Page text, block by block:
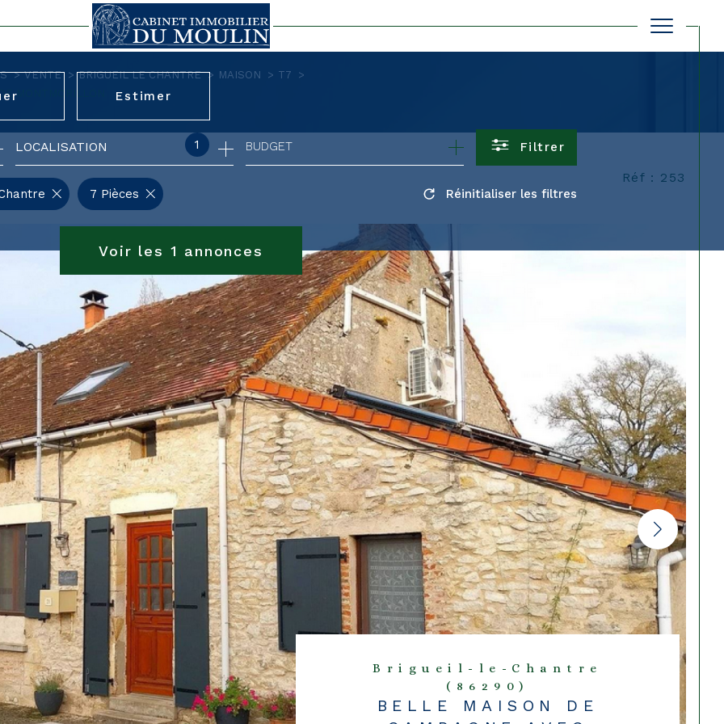
pro
Estimer
1
LOCALISATION BUDGET Filtrer
Voir les 1 annonces
7 Pièces Réinitialiser les filtres
VENTE BRIGUEIL LE CHANTRE MAISON
T7
MONTMORILLON
Réf : 253
Brigueil-le-Chantre
(86290)
BELLE MAISON DE